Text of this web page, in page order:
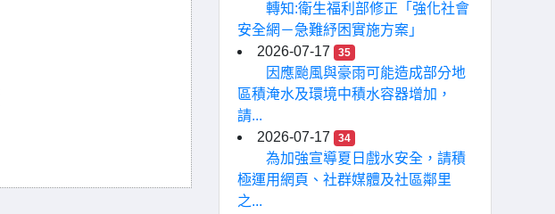
轉知:衛生福利部修正「強化社會
安全網－急難紓困實施方案」
2026-07-17
35
因應颱風與豪雨可能造成部分地
區積淹水及環境中積水容器增加，
請...
2026-07-17
34
為加強宣導夏日戲水安全，請積
極運用網頁、社群媒體及社區鄰里
之...